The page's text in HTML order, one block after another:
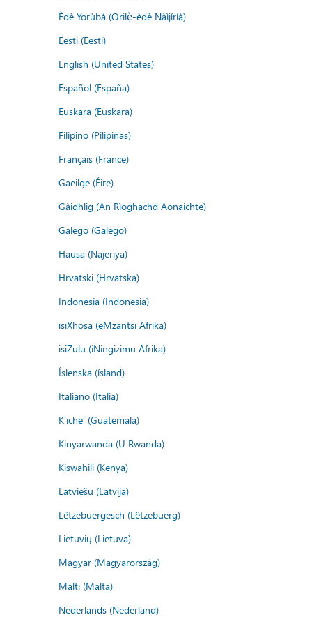
Èdè Yorùbá (Orilẹ̀-èdè Nàìjíríà)
Eesti (Eesti)
English (United States)
Español (España)
Euskara (Euskara)
Filipino (Pilipinas)
Français (France)
Gaeilge (Éire)
Gàidhlig (An Rìoghachd Aonaichte)
Galego (Galego)
Hausa (Najeriya)
Hrvatski (Hrvatska)
Indonesia (Indonesia)
isiXhosa (eMzantsi Afrika)
isiZulu (iNingizimu Afrika)
Íslenska (ísland)
Italiano (Italia)
K'iche' (Guatemala)
Kinyarwanda (U Rwanda)
Kiswahili (Kenya)
Latviešu (Latvija)
Lëtzebuergesch (Lëtzebuerg)
Lietuvių (Lietuva)
Magyar (Magyarország)
Malti (Malta)
Nederlands (Nederland)